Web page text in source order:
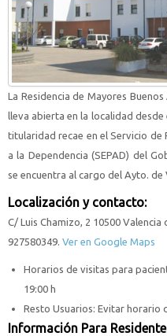
La Residencia de Mayores
lleva abierta en la localidad desde
titularidad recae en el Servicio
a la Dependencia (SEPAD) del
se encuentra al cargo del Ayto. de
Localización y contacto:
C/ Luis Chamizo, 2 10500
927580349. Ver en Google Maps
Horarios de visitas para
19:00 h
Resto Usuarios: Evitar horario
Información Para